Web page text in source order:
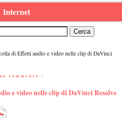
Internet
di Effetti audio e video nelle clip di DaVinci
commento :
e video nelle clip di DaVinci Resolve